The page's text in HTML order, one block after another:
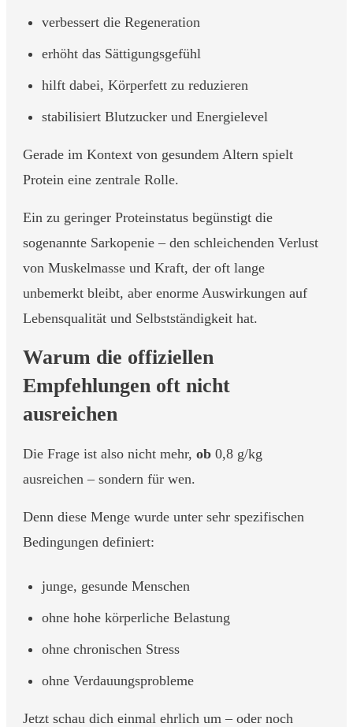
verbessert die Regeneration
erhöht das Sättigungsgefühl
hilft dabei, Körperfett zu reduzieren
stabilisiert Blutzucker und Energielevel
Gerade im Kontext von gesundem Altern spielt
Protein eine zentrale Rolle.
Ein zu geringer Proteinstatus begünstigt die
sogenannte Sarkopenie – den schleichenden Verlust
von Muskelmasse und Kraft, der oft lange
unbemerkt bleibt, aber enorme Auswirkungen auf
Lebensqualität und Selbstständigkeit hat.
Warum die offiziellen
Empfehlungen oft nicht
ausreichen
Die Frage ist also nicht mehr, ob 0,8 g/kg
ausreichen – sondern für wen.
Denn diese Menge wurde unter sehr spezifischen
Bedingungen definiert:
junge, gesunde Menschen
ohne hohe körperliche Belastung
ohne chronischen Stress
ohne Verdauungsprobleme
Jetzt schau dich einmal ehrlich um – oder noch